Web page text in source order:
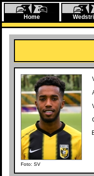
Home
Foto: SV